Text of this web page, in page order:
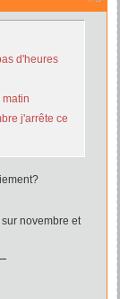
d'heures
j'arrête ce
novembre et